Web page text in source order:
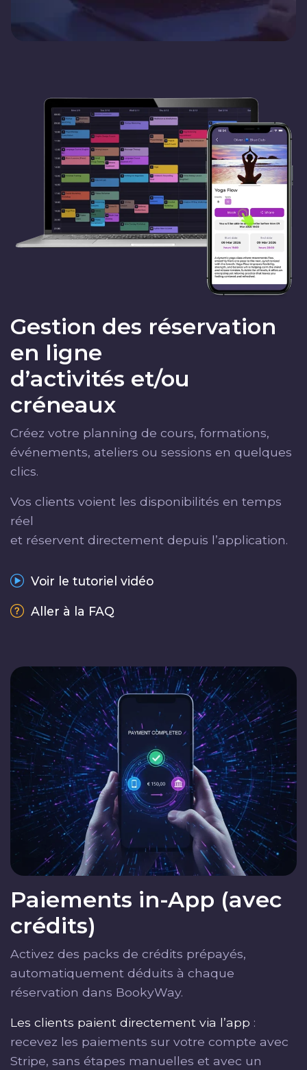
Gestion des réservation
en ligne
d’activités et/ou
créneaux
Créez votre planning de cours, formations,
événements, ateliers ou sessions en quelques
clics.
Vos clients voient les disponibilités en temps
réel
et réservent directement depuis l’application.
Voir le tutoriel vidéo
Aller à la FAQ
Paiements in-App (avec
crédits)
Activez des packs de crédits prépayés,
automatiquement déduits à chaque
réservation dans BookyWay.
Les clients paient directement via l’app :
recevez les paiements sur votre compte avec
Stripe, sans étapes manuelles et avec un